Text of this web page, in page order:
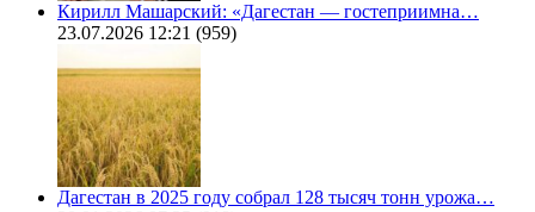
Кирилл Машарский: «Дагестан — гостеприимна…
23.07.2026 12:21 (959)
Дагестан в 2025 году собрал 128 тысяч тонн урожа…